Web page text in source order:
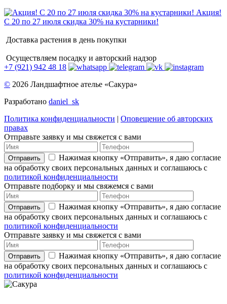
Акция!
С 20 по 27 июля скидка 30% на кустарники!
Доставка растения в день покупки
Осуществляем посадку и авторский надзор
+7 (921) 942 48 18
© 2026 Ландшафтное ателье «Сакура»
Разработано daniel_sk
Политика конфиденциальности | Оповещение об авторских
правах
Отправьте заявку и мы свяжется с вами
Отправить
Нажимая кнопку «Отправить», я даю согласие
на обработку своих персональных данных и соглашаюсь с
политикой конфиденциальности
Отправьте подборку и мы свяжемся с вами
Отправить
Нажимая кнопку «Отправить», я даю согласие
на обработку своих персональных данных и соглашаюсь с
политикой конфиденциальности
Отправьте заявку и мы свяжется с вами
Отправить
Нажимая кнопку «Отправить», я даю согласие
на обработку своих персональных данных и соглашаюсь с
политикой конфиденциальности